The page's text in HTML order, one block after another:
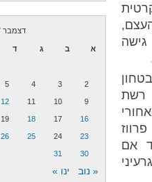
רשת
אם
דצמבר 2007
א ב ג ד
2
3
4
5
9
10
11
12
16
17
18
19
23
24
25
26
30
31
« נוב ינו »